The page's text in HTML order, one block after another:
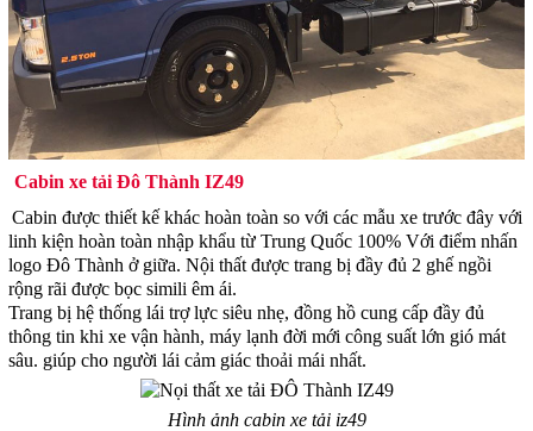
Cabin xe tải Đô Thành IZ49
Cabin được thiết kế khác hoàn toàn so với các mẫu xe trước đây với
linh kiện hoàn toàn nhập khẩu từ Trung Quốc 100% Với điểm nhấn
logo Đô Thành ở giữa. Nội thất được trang bị đầy đủ 2 ghế ngồi
rộng rãi được bọc simili êm ái.
Trang bị hệ thống lái trợ lực siêu nhẹ, đồng hồ cung cấp đầy đủ
thông tin khi xe vận hành, máy lạnh đời mới công suất lớn gió mát
sâu. giúp cho người lái cảm giác thoải mái nhất.
Hình ảnh cabin xe tải iz49